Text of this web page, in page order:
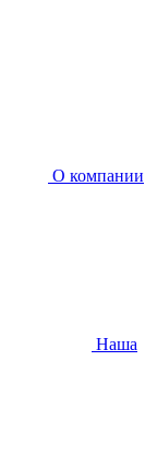
О компании
Наша